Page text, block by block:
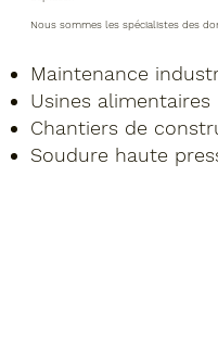
Nous sommes les spécialistes des
Maintenance
Usines alimentaires
Chantiers de
Soudure haute